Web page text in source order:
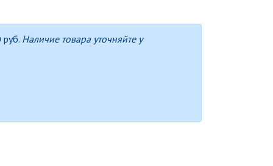
руб. Наличие товара уточняйте у